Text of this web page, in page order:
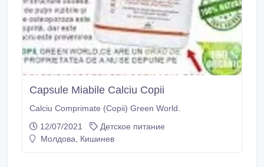
Capsule Miabile Calciu Copii
Calciu Comprimate (Copii) Green World.
12/07/2021
Детское питание
Молдова, Кишинев